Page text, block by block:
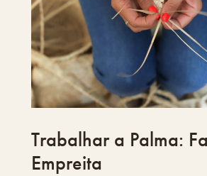
Trabalhar a Palma:
Empreita